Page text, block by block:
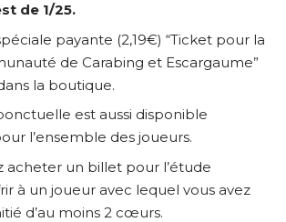
de 1/25.
payante (2,19€) “Ticket pour la
de Carabing et Escargaume”
la boutique.
est aussi disponible
l’ensemble des joueurs.
acheter un billet pour l’étude
à un joueur avec lequel vous avez
d’au moins 2 cœurs.